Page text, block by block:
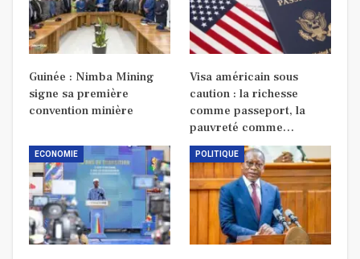
Guinée : Nimba Mining
signe sa première
convention minière
Visa américain sous
caution : la richesse
comme passeport, la
pauvreté comme…
ECONOMIE POLITIQUE